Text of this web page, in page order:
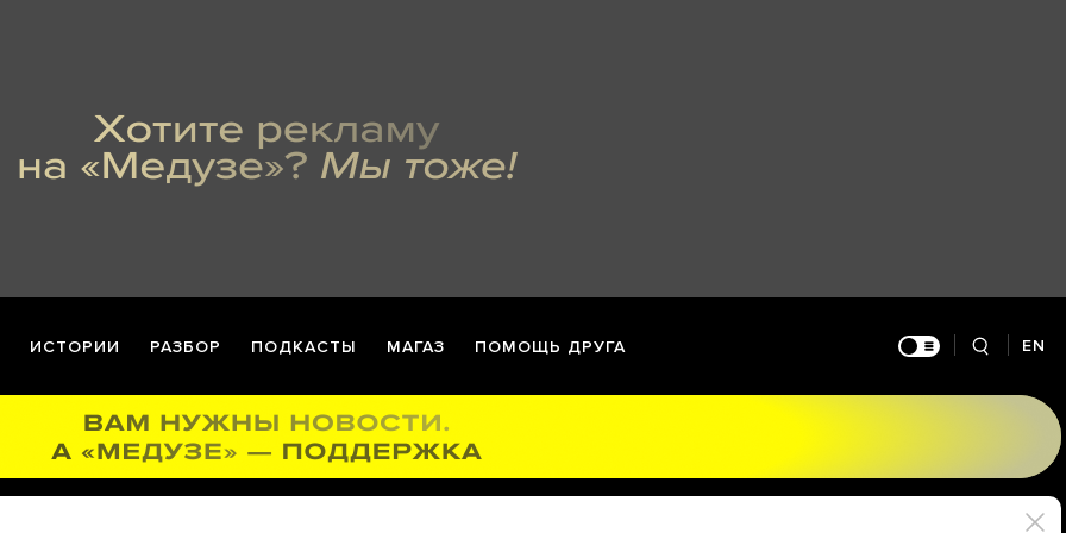
ИСТОРИИ РАЗБОР ПОДКАСТЫ МАГАЗ ПОМОЩЬ ДРУГА EN